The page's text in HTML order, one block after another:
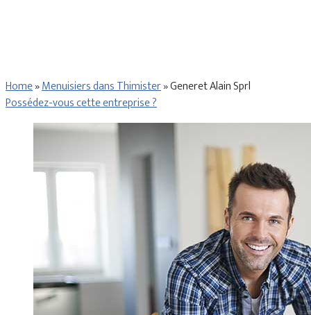
Home»Menuisiers dans Thimister»Generet Alain Sprl
Possédez-vous cette entreprise ?